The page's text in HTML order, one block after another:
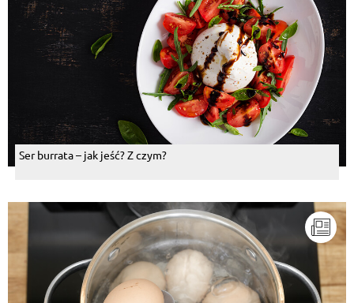
Ser burrata – jak jeść? Z czym?